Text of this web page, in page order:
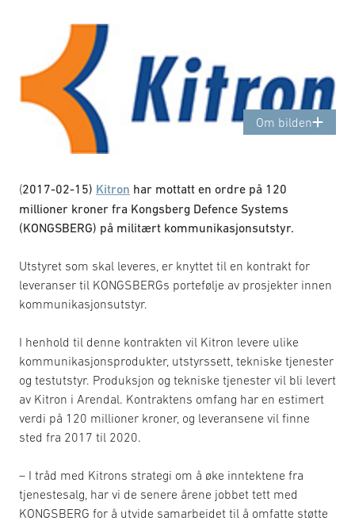
Om bilden
(2017-02-15) Kitron har mottatt en ordre på 120
millioner kroner fra Kongsberg Defence Systems
(KONGSBERG) på militært kommunikasjonsutstyr.
Utstyret som skal leveres, er knyttet til en kontrakt for
leveranser til KONGSBERGs portefølje av prosjekter innen
kommunikasjonsutstyr.
I henhold til denne kontrakten vil Kitron levere ulike
kommunikasjonsprodukter, utstyrssett, tekniske tjenester
og testutstyr. Produksjon og tekniske tjenester vil bli levert
av Kitron i Arendal. Kontraktens omfang har en estimert
verdi på 120 millioner kroner, og leveransene vil finne
sted fra 2017 til 2020.
– I tråd med Kitrons strategi om å øke inntektene fra
tjenestesalg, har vi de senere årene jobbet tett med
KONGSBERG for å utvide samarbeidet til å omfatte støtte